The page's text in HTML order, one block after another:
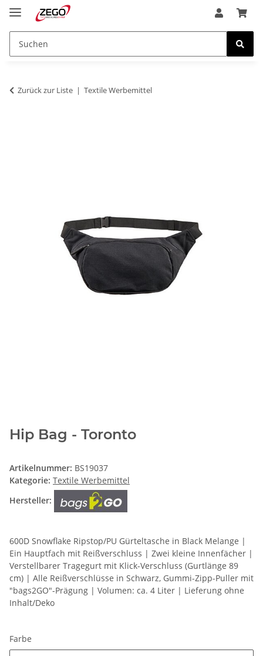
Zurück zur Liste Textile Werbemittel
Hip Bag - Toronto
Artikelnummer: BS19037
Kategorie: Textile Werbemittel
Hersteller:
600D Snowflake Ripstop/PU Gürteltasche in Black Melange |
Ein Hauptfach mit Reißverschluss | Zwei kleine Innenfächer |
Verstellbarer Tragegurt mit Klick-Verschluss (Gurtlänge 89
cm) | Alle Reißverschlüsse in Schwarz, Gummi-Zipp-Puller mit
"bags2GO"-Prägung | Volumen: ca. 4 Liter | Lieferung ohne
Inhalt/Deko
Farbe